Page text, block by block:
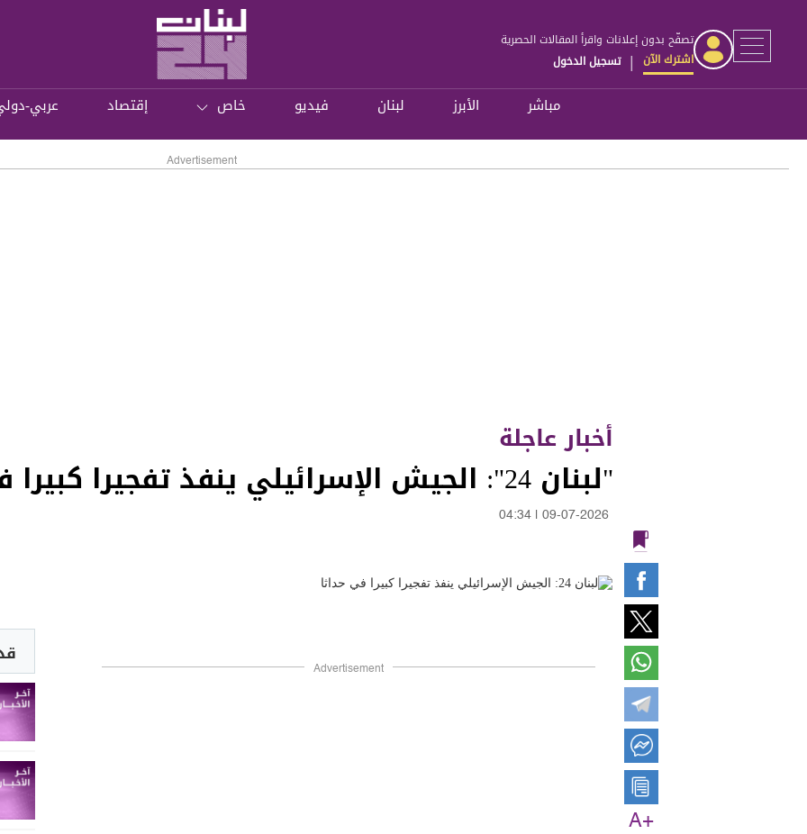
تصفّح بدون إعلانات واقرأ المقالات الحصرية
اشترك الآن | تسجيل الدخول
مباشر الأبرز لبنان فيديو خاص إقتصاد عربي-
Advertisement
أخبار عاجلة
"لبنان 24": الجيش الإسرائيلي ينفذ تفجيرا كبيرا في حداثا
09-07-2026
04:34
A+
Advertisement